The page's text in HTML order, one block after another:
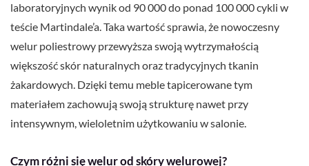
laboratoryjnych wynik od 90 000 do ponad 100 000 cykli w
teście Martindale’a. Taka wartość sprawia, że nowoczesny
welur poliestrowy przewyższa swoją wytrzymałością
większość skór naturalnych oraz tradycyjnych tkanin
żakardowych. Dzięki temu meble tapicerowane tym
materiałem zachowują swoją strukturę nawet przy
intensywnym, wieloletnim użytkowaniu w salonie.
Czym różni się welur od skóry welurowej?